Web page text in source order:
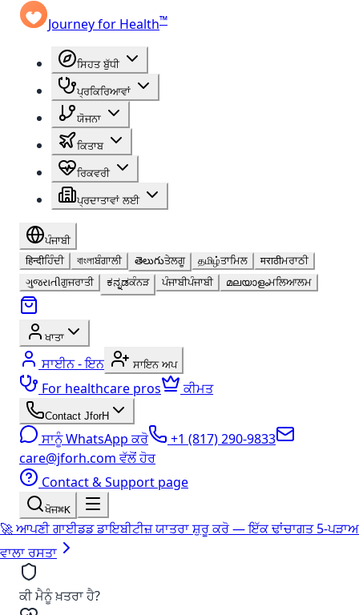
Journey for Health™
ਸਿਹਤ ਬੁੱਧੀ
ਪ੍ਰਕਿਰਿਆਵਾਂ
ਯੋਜਨਾ
ਕਿਤਾਬ
ਰਿਕਵਰੀ
ਪ੍ਰਦਾਤਾਵਾਂ ਲਈ
ਪੰਜਾਬੀ
हिन्दीਹਿੰਦੀ বাংলাਬੰਗਾਲੀ తెలుగుਤੇਲਗੂ தமிழ்ਤਾਮਿਲ मराठीਮਰਾਠੀ
ગુજરાતીਗੁਜਰਾਤੀ ಕನ್ನಡਕੰਨੜ ਪੰਜਾਬੀਪੰਜਾਬੀ മലയാളംਮਲਿਆਲਮ
ਖਾਤਾ
ਸਾਈਨ - ਇਨ ਸਾਇਨ ਅਪ
For healthcare pros ਕੀਮਤ
Contact JforH
ਸਾਨੂੰ WhatsApp ਕਰੋ
+1 (817) 290-9833
care@jforh.com ਵੱਲੋਂ ਹੋਰ
Contact & Support page
ਖੋਜ⌘K
🚀 ਆਪਣੀ ਗਾਈਡਡ ਡਾਇਬੀਟੀਜ਼ ਯਾਤਰਾ ਸ਼ੁਰੂ ਕਰੋ — ਇੱਕ ਢਾਂਚਾਗਤ 5-ਪੜਾਅ
ਵਾਲਾ ਰਸਤਾ
ਕੀ ਮੈਨੂੰ ਖ਼ਤਰਾ ਹੈ?